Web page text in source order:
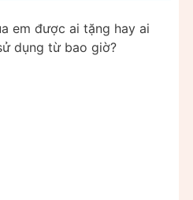
em được ai tặng hay ai
dụng từ bao giờ?